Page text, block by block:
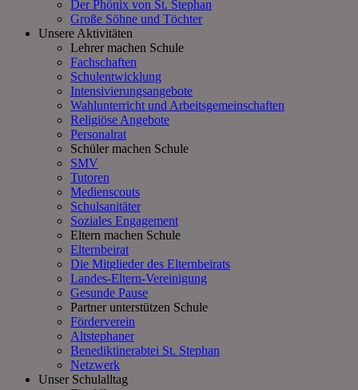
Der Phönix von St. Stephan
Große Söhne und Töchter
Unsere Aktivitäten
Lehrer machen Schule
Fachschaften
Schulentwicklung
Intensivierungsangebote
Wahlunterricht und Arbeitsgemeinschaften
Religiöse Angebote
Personalrat
Schüler machen Schule
SMV
Tutoren
Medienscouts
Schulsanitäter
Soziales Engagement
Eltern machen Schule
Elternbeirat
Die Mitglieder des Elternbeirats
Landes-Eltern-Vereinigung
Gesunde Pause
Partner unterstützen Schule
Förderverein
Altstephaner
Benediktinerabtei St. Stephan
Netzwerk
Unser Schulalltag